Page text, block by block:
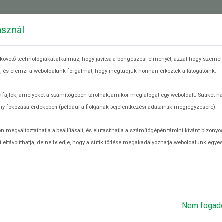
Használja receptgyűjteményünket és használjon fel minden
technológiákat alkalmaz, hogy javítsa a böngészési élményét, azzal hogy
és elemzi a weboldalunk forgalmát, hogy megtudjuk honnan érkeztek a látogatóink.
amelyeket a számítógépén tárolnak, amikor meglátogat egy weboldalt. Sütiket
fokozása érdekében (például a fiókjának bejelentkezési adatainak megjegyzésére).
megváltoztathatja a beállításait, és elutasíthatja a számítógépén tárolni kívánt
de ne feledje, hogy a sütik törlése megakadályozhatja weboldalunk
Nem